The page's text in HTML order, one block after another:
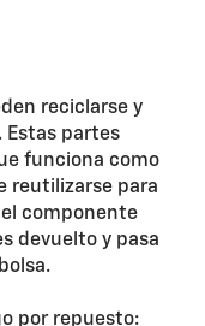
reciclarse y
Estas partes
funciona como
reutilizarse para
componente
devuelto y pasa
por repuesto: